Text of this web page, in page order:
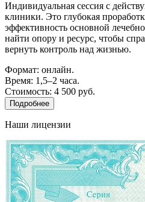
Индивидуальная сессия с
клиники. Это глубокая
эффективность основной
найти опору и ресурс, чтобы
вернуть контроль над жизнью.
Формат: онлайн.
Время: 1,5–2 часа.
Стоимость: 4 500 руб.
Подробнее
Наши лицензии